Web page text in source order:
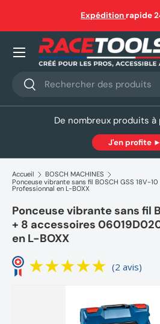
Aller au contenu
Expédition rapide
Recherche
Rechercher
Nos produits
De nombreux produits
J'en profite ►
Accueil
BOSCH MACHINES
Ponceuse vibrante sans fil BOSCH GSS 18V-
Professionnal en L-BOXX
Ponceuse vibrante sans fil
+ 8 accessoires
en L-BOXX
(2 avis)